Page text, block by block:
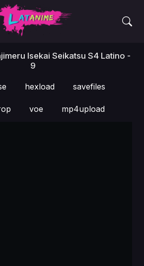
Isekai Seikatsu S4 Latino -
9
hexload savefiles
voe mp4upload